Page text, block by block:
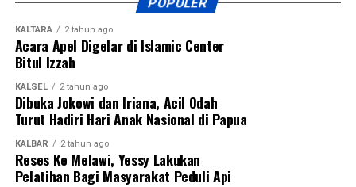
serta tamu undangan lainnya. [adv/adpim]
Bagikan ke
WhatsApp
Messenger 0 Twitter/X
KALTARA 2 tahun ago
Acara Apel Digelar di Islamic Center
Bitul Izzah
KALSEL 2 tahun ago
Dibuka Jokowi dan Iriana, Acil Odah
Turut Hadiri Hari Anak Nasional di Papua
KALBAR 2 tahun ago
Reses Ke Melawi, Yessy Lakukan
Pelatihan Bagi Masyarakat Peduli Api